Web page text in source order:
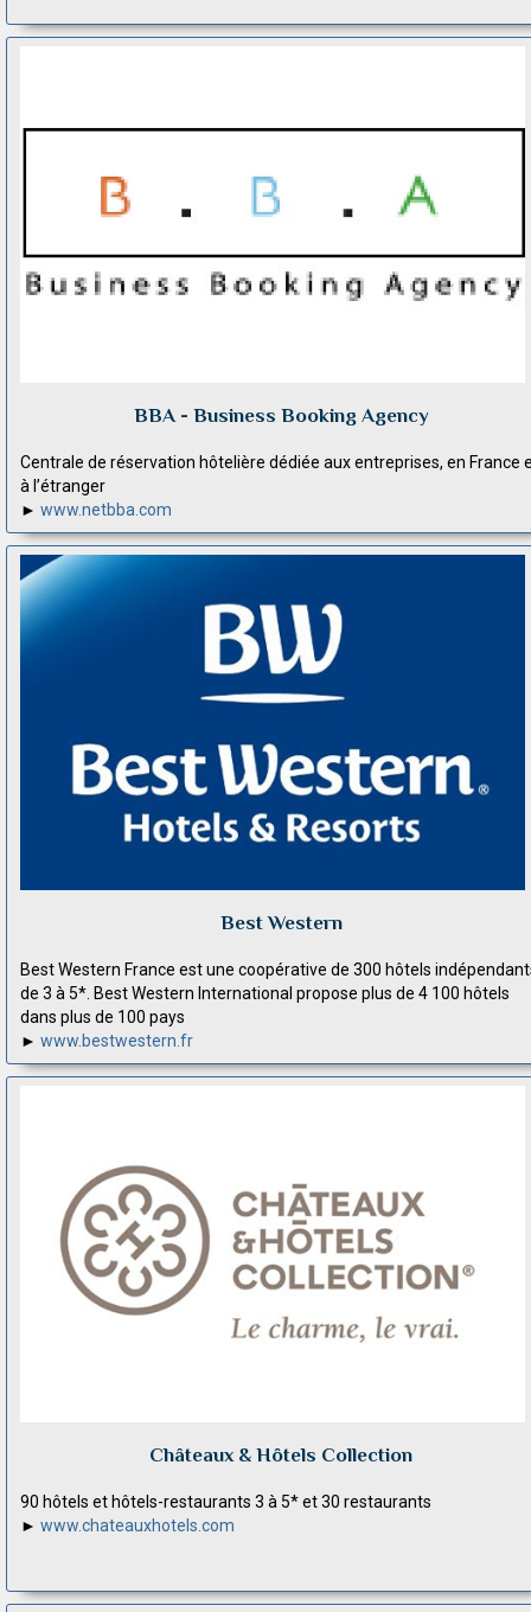
BBA - Business Booking Agency
Centrale de réservation hôtelière dédiée aux entreprises, en France
à l’étranger
► www.netbba.com
Best Western
Best Western France est une coopérative de 300 hôtels
de 3 à 5*. Best Western International propose plus de 4 100 hôtels
dans plus de 100 pays
► www.bestwestern.fr
Châteaux & Hôtels Collection
90 hôtels et hôtels-restaurants 3 à 5* et 30 restaurants
► www.chateauxhotels.com